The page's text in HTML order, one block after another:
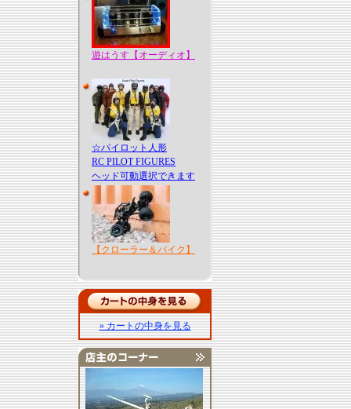
遊はうす【オーディオ】
☆パイロット人形
RC PILOT FIGURES
ヘッド可動選択できます
【クローラー＆バイク】
» カートの中身を見る